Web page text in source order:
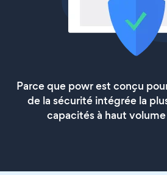
Parce que powr est conçu
de la sécurité intégrée la
capacités à haut